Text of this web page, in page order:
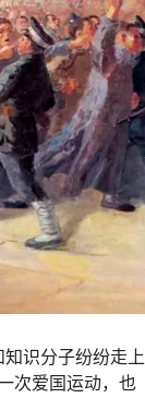
识分子纷纷走上
次爱国运动，也